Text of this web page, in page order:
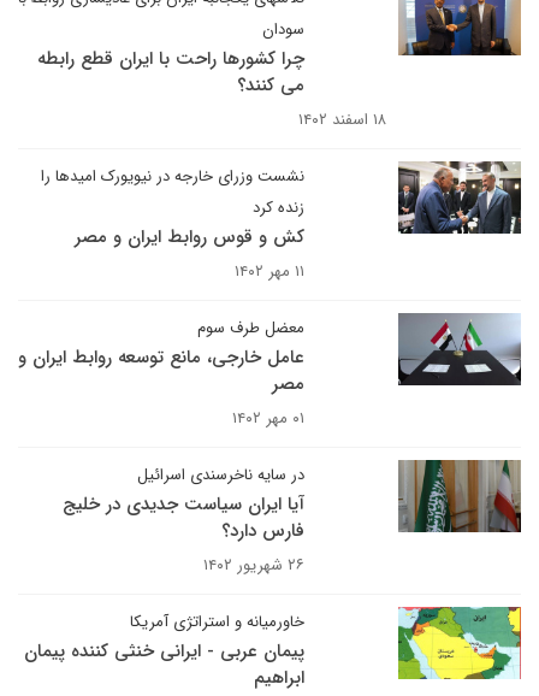
سودان
چرا کشورها راحت با ایران قطع رابطه
می کنند؟
۱۸ اسفند ۱۴۰۲
نشست وزرای خارجه در نیویورک امیدها را
زنده کرد
کش و قوس روابط ایران و مصر
۱۱ مهر ۱۴۰۲
معضل طرف سوم
عامل خارجی، مانع توسعه روابط ایران و
مصر
۰۱ مهر ۱۴۰۲
در سایه ناخرسندی اسرائیل
آیا ایران سیاست جدیدی در خلیج
فارس دارد؟
۲۶ شهریور ۱۴۰۲
خاورمیانه و استراتژی آمریکا
پیمان عربی - ایرانی خنثی کننده پیمان
ابراهیم